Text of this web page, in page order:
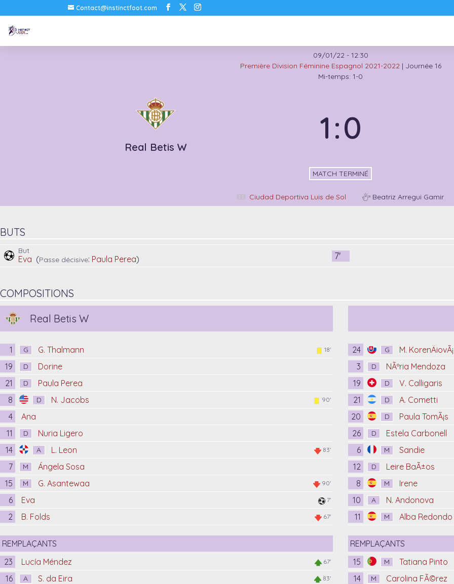
Contact@instinctfoot.com
09/01/22 - 12:30
Première Division Féminine Espagnol 2021-2022 | Journée 16
Mi-temps: 1-0
Real Betis W
1:0
MATCH TERMINÉ
Ciudad Deportiva Luis de Sol Beatriz Arregui Gamir
BUTS
But
Eva (Passe décisive: Paula Perea) 7'
COMPOSITIONS
Real Betis W
1 G G. Thalmann 18'
19 D
Dorine
21
D
Paula Perea
8
D N. Jacobs 90'
4
Ana
11
D
Nuria Ligero
14
A L. Leon 83'
7 M
Ángela Sosa
15
M G. Asantewaa 90'
6 Eva 7'
2 B. Folds 67'
REMPLAÇANTS
23
Lucía Méndez 67'
16 A S. da Eira 83'
24 G
M. KorenÄiovÃ¡
3
D
NÃºria Mendoza
19
D
V. Calligaris
21
D
A. Cometti
20
D
Paula TomÃ¡s
26
D
Estela Carbonell
6
M
Sandie
12
D
Leire BaÃ±os
8
M
Irene
10
A
N. Andonova
11
M Alba Redondo
REMPLAÇANTS
15
M
Tatiana Pinto
14
M
Carolina FÃ©rez